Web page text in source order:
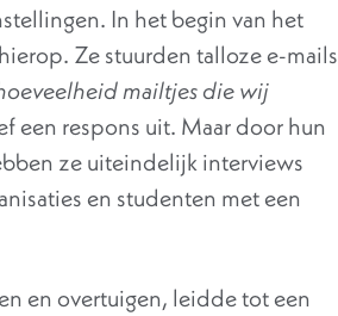
In het begin van het
Ze stuurden talloze e-mails
mailtjes die wij
een respons uit. Maar door hun
ze uiteindelijk interviews
en studenten met een
en overtuigen, leidde tot een